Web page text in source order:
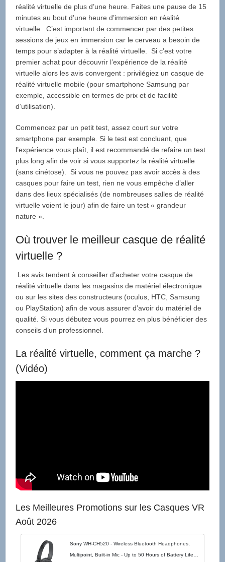
réalité virtuelle de plus d’une heure. Faites une pause de 15
minutes au bout d’une heure d’immersion en réalité
virtuelle. C’est important de commencer par des petites
sessions de jeux en immersion car le cerveau a besoin de
temps pour s’adapter à la réalité virtuelle. Si c’est votre
premier achat pour découvrir l’expérience de la réalité
virtuelle alors les avis convergent : privilégiez un casque de
réalité virtuelle mobile (pour smartphone Samsung par
exemple, accessible en termes de prix et de facilité
d’utilisation).
Commencez par un petit test, assez court sur votre
smartphone par exemple. Si le test est concluant, que
l’expérience vous plaît, il est recommandé de refaire un test
plus long afin de voir si vous supportez la réalité virtuelle
(sans cinétose). Si vous ne pouvez pas avoir accès à des
casques pour faire un test, rien ne vous empêche d’aller
dans des lieux spécialisés (de nombreuses salles de réalité
virtuelle voient le jour) afin de faire un test « grandeur
nature ».
Où trouver le meilleur casque de réalité
virtuelle ?
Les avis tendent à conseiller d’acheter votre casque de
réalité virtuelle dans les magasins de matériel électronique
ou sur les sites des constructeurs (oculus, HTC, Samsung
ou PlayStation) afin de vous assurer d’avoir du matériel de
qualité. Si vous débutez vous pourrez en plus bénéficier des
conseils d’un professionnel.
La réalité virtuelle, comment ça marche ?
(Vidéo)
Les Meilleures Promotions sur les Casques VR
Août 2026
Sony WH-CH520 - Wireless Bluetooth Headphones,
Multipoint, Built-in Mic - Up to 50 Hours of Battery Life